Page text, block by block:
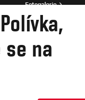
Fotogalerie
se na